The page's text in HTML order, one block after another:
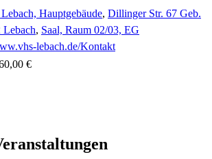
Hauptgebäude, Dillinger Str. 67 Geb.
Lebach, Saal, Raum 02/03, EG
lebach.de/Kontakt
€